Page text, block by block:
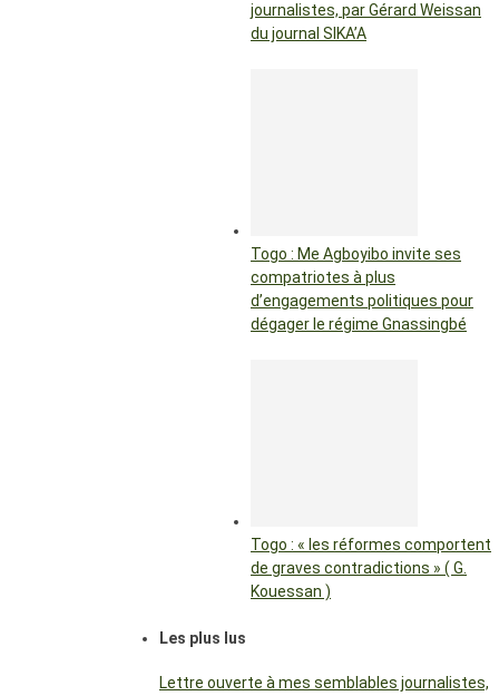
journalistes, par Gérard Weissan
du journal SIKA’A
Togo : Me Agboyibo invite ses
compatriotes à plus
d’engagements politiques pour
dégager le régime Gnassingbé
Togo : « les réformes comportent
de graves contradictions » ( G.
Kouessan )
Les plus lus
Lettre ouverte à mes semblables journalistes,